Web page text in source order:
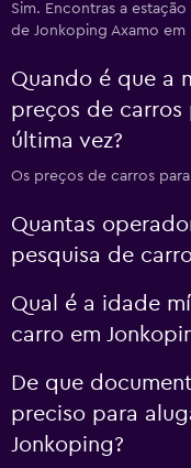
Sim. Encontras a
de Jonkoping Axamo em
Quando é que a
preços de carros
última vez?
Os preços de carros
Quantas
pesquisa de
Qual é a idade
carro em
De que
preciso para
Jonkoping?